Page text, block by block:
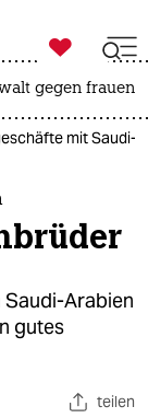

taz zahl ich
gegen frauen
mit Saudi-
Arabien
gutes
teilen